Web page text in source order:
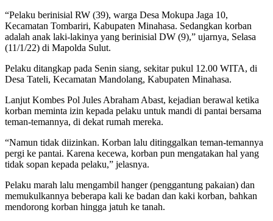
“Pelaku berinisial RW (39), warga Desa Mokupa Jaga 10,
Kecamatan Tombariri, Kabupaten Minahasa. Sedangkan korban
adalah anak laki-lakinya yang berinisial DW (9),” ujarnya, Selasa
(11/1/22) di Mapolda Sulut.
Pelaku ditangkap pada Senin siang, sekitar pukul 12.00 WITA, di
Desa Tateli, Kecamatan Mandolang, Kabupaten Minahasa.
Lanjut Kombes Pol Jules Abraham Abast, kejadian berawal ketika
korban meminta izin kepada pelaku untuk mandi di pantai bersama
teman-temannya, di dekat rumah mereka.
“Namun tidak diizinkan. Korban lalu ditinggalkan teman-temannya
pergi ke pantai. Karena kecewa, korban pun mengatakan hal yang
tidak sopan kepada pelaku,” jelasnya.
Pelaku marah lalu mengambil hanger (penggantung pakaian) dan
memukulkannya beberapa kali ke badan dan kaki korban, bahkan
mendorong korban hingga jatuh ke tanah.